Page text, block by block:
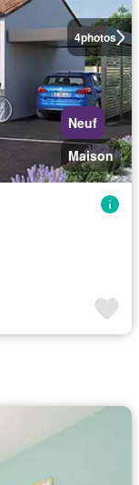
4photos
Neuf
Maison